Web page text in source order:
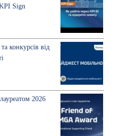
KPI Sign
конкурсів від
2026